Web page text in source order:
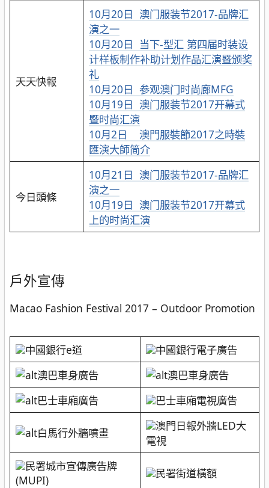
天天快報
10月20日 澳门服装节2017-品牌汇
演之一
10月20日 当下-型汇 第四届时装设
计样板制作补助计划作品汇演暨颁奖
礼
10月20日 参观澳门时尚廊MFG
10月19日 澳门服装节2017开幕式
暨时尚汇演
10月2日 澳門服裝節2017之時裝
匯演大師简介
今日頭條
10月21日 澳门服装节2017-品牌汇
演之一
10月19日 澳门服装节2017开幕式
上的时尚汇演
戶外宣傳
Macao Fashion Festival 2017 – Outdoor Promotion
中國銀行e道
中國銀行電子廣告
澳巴車身廣告
澳巴車身廣告
巴士車廂廣告
巴士車廂電視廣告
白馬行外牆噴畫
澳門日報外牆LED大
電視
民署城市宣傳廣告牌
(MUPI)
民署街道橫額